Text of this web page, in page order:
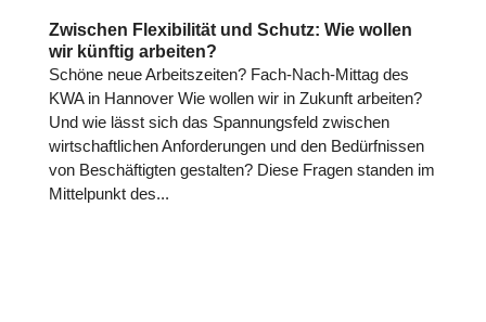
Zwischen Flexibilität und Schutz: Wie wollen
wir künftig arbeiten?
Schöne neue Arbeitszeiten? Fach-Nach-Mittag des
KWA in Hannover Wie wollen wir in Zukunft arbeiten?
Und wie lässt sich das Spannungsfeld zwischen
wirtschaftlichen Anforderungen und den Bedürfnissen
von Beschäftigten gestalten? Diese Fragen standen im
Mittelpunkt des...